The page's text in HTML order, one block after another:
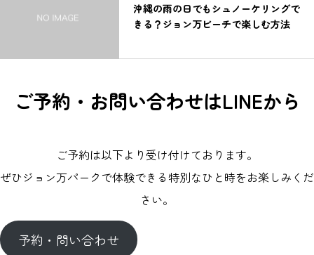
沖縄の雨の日でもシュノーケリングで
きる？ジョン万ビーチで楽しむ方法
ご予約・お問い合わせはLINEから
ご予約は以下より受け付けております。
ぜひジョン万パークで体験できる特別なひと時をお楽しみくだ
さい。
予約・問い合わせ